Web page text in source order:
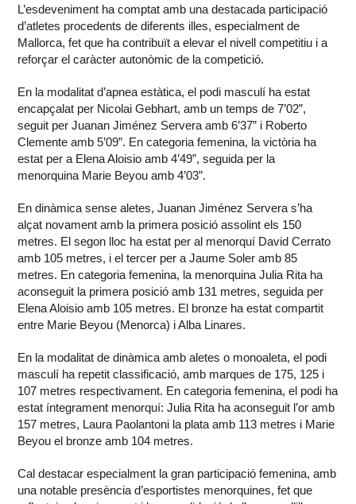
L’esdeveniment ha comptat amb una destacada participació
d’atletes procedents de diferents illes, especialment de
Mallorca, fet que ha contribuït a elevar el nivell competitiu i a
reforçar el caràcter autonòmic de la competició.
En la modalitat d’apnea estàtica, el podi masculí ha estat
encapçalat per Nicolai Gebhart, amb un temps de 7’02”,
seguit per Juanan Jiménez Servera amb 6’37” i Roberto
Clemente amb 5’09”. En categoria femenina, la victòria ha
estat per a Elena Aloisio amb 4’49”, seguida per la
menorquina Marie Beyou amb 4’03”.
En dinàmica sense aletes, Juanan Jiménez Servera s’ha
alçat novament amb la primera posició assolint els 150
metres. El segon lloc ha estat per al menorquí David Cerrato
amb 105 metres, i el tercer per a Jaume Soler amb 85
metres. En categoria femenina, la menorquina Julia Rita ha
aconseguit la primera posició amb 131 metres, seguida per
Elena Aloisio amb 105 metres. El bronze ha estat compartit
entre Marie Beyou (Menorca) i Alba Linares.
En la modalitat de dinàmica amb aletes o monoaleta, el podi
masculí ha repetit classificació, amb marques de 175, 125 i
107 metres respectivament. En categoria femenina, el podi ha
estat íntegrament menorquí: Julia Rita ha aconseguit l’or amb
157 metres, Laura Paolantoni la plata amb 113 metres i Marie
Beyou el bronze amb 104 metres.
Cal destacar especialment la gran participació femenina, amb
una notable presència d’esportistes menorquines, fet que